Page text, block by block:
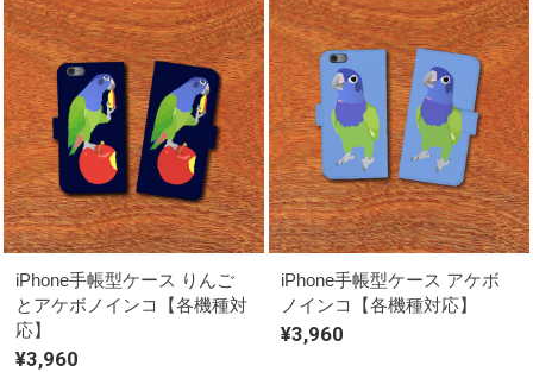
iPhone手帳型ケース りんご
とアケボノインコ【各機種対
応】
¥3,960
iPhone手帳型ケース アケボ
ノインコ【各機種対応】
¥3,960